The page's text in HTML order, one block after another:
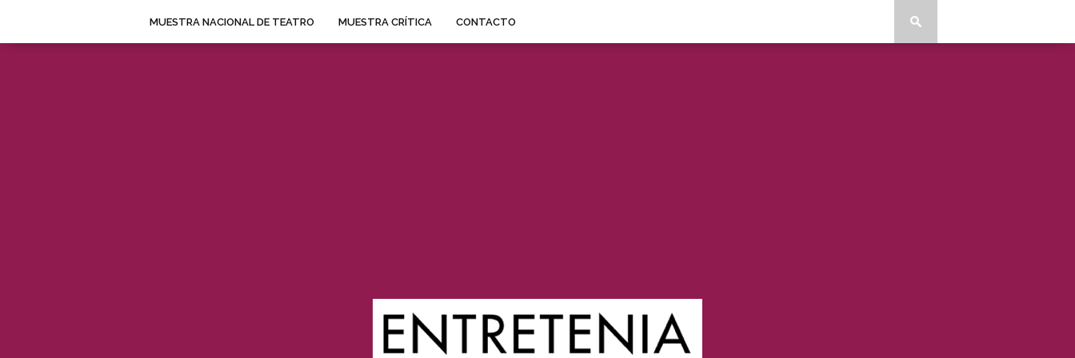
MUESTRA NACIONAL DE TEATRO MUESTRA CRÍTICA CONTACTO